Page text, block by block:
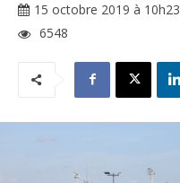
15 octobre 2019 à 10h23
6548